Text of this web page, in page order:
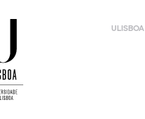
ULISBOA